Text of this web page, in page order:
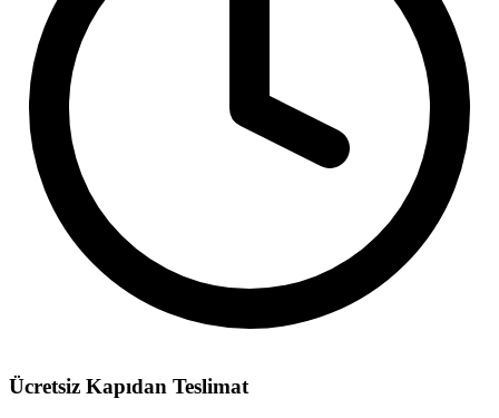
Ücretsiz Kapıdan Teslimat